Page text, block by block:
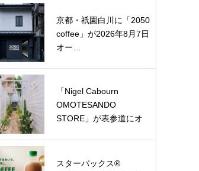
京都・祇園白川に「2050
coffee」が2026年8月7日
オー…
「Nigel Cabourn
OMOTESANDO
STORE」が表参道にオ
スターバックス®